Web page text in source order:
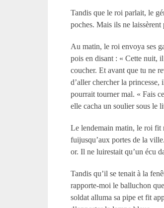
Tandis que le roi parlait, le
poches. Mais ils ne laissèrent
Au matin, le roi envoya ses
pois en disant : « Cette nuit,
coucher. Et avant que tu ne
d’aller chercher la
pourrait tourner mal. « Fais
elle cacha un soulier sous le
Le lendemain matin, le roi fit
fuijusqu’aux portes de la
or. Il ne luirestait qu’un écu
Tandis qu’il se tenait à la
rapporte-moi le balluchon
soldat alluma sa pipe et fit